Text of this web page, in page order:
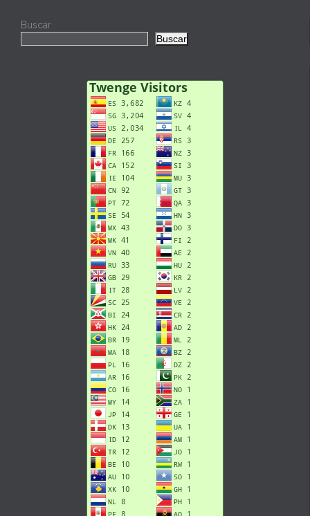
Buscar
Buscar